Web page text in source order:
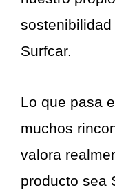
Surfcar.
Lo que pasa
muchos
valora
producto sea